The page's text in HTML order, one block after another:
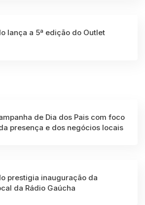
lança a 5ª edição do Outlet
de Dia dos Pais com foco
presença e dos negócios locais
prestigia inauguração da
da Rádio Gaúcha